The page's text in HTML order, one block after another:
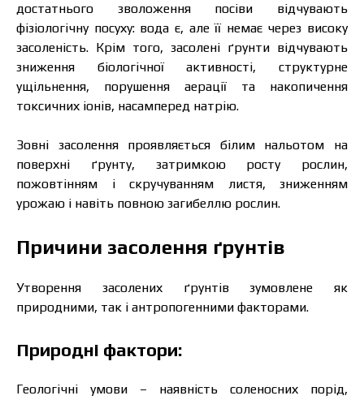
достатнього зволоження посіви відчувають
фізіологічну посуху: вода є, але її немає через високу
засоленість. Крім того, засолені ґрунти відчувають
зниження біологічної активності, структурне
ущільнення, порушення аерації та накопичення
токсичних іонів, насамперед натрію.
Зовні засолення проявляється білим нальотом на
поверхні ґрунту, затримкою росту рослин,
пожовтінням і скручуванням листя, зниженням
урожаю і навіть повною загибеллю рослин.
Причини засолення ґрунтів
Утворення засолених ґрунтів зумовлене як
природними, так і антропогенними факторами.
Природні фактори:
Геологічні умови – наявність соленосних порід,